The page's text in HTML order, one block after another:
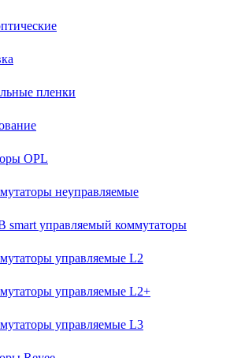
пленки
OPL
неуправляемые
smart управляемый коммутаторы
управляемые L2
управляемые L2+
управляемые L3